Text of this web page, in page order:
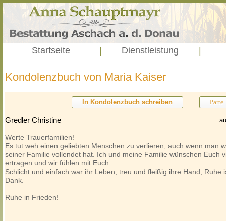
Startseite Dienstleistung
Kondolenzbuch von Maria Kaiser
In Kondolenzbuch schreiben Parte
Gredler Christine
Werte Trauerfamilien!
Es tut weh einen geliebten Menschen zu verlieren, auch wenn man
seiner Familie vollendet hat. Ich und meine Familie wünschen Euch
ertragen und wir fühlen mit Euch.
Schlicht und einfach war ihr Leben, treu und fleißig ihre Hand, Ruhe
Dank.
Ruhe in Frieden!